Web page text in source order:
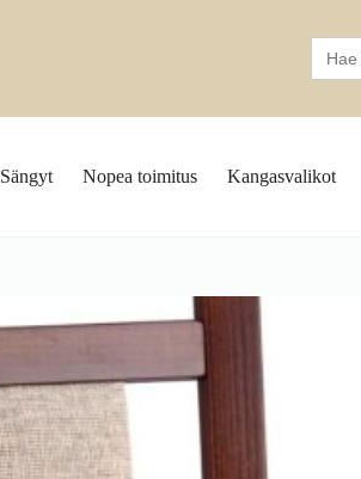
Search
for:
Sängyt Nopea toimitus Kangasvalikot